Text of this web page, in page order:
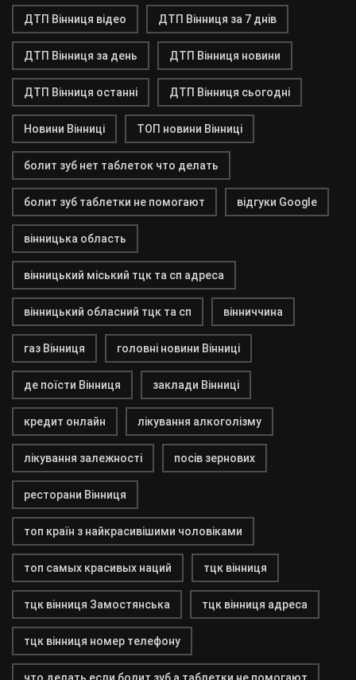
ДТП Вінниця відео ДТП Вінниця за 7 днів
ДТП Вінниця за день ДТП Вінниця новини
ДТП Вінниця останні ДТП Вінниця сьогодні
Новини Вінниці ТОП новини Вінниці
болит зуб нет таблеток что делать
болит зуб таблетки не помогают відгуки Google
вінницька область
вінницький міський тцк та сп адреса
вінницький обласний тцк та сп вінниччина
газ Вінниця головні новини Вінниці
де поїсти Вінниця заклади Вінниці
кредит онлайн лікування алкоголізму
лікування залежності посів зернових
ресторани Вінниця
топ країн з найкрасивішими чоловіками
топ самых красивых наций тцк вінниця
тцк вінниця Замостянська тцк вінниця адреса
тцк вінниця номер телефону